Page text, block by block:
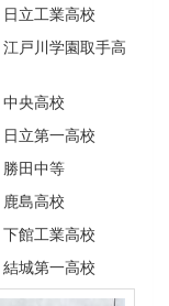
工業高校
学園取手高
高校
第一高校
中等
高校
工業高校
一高校